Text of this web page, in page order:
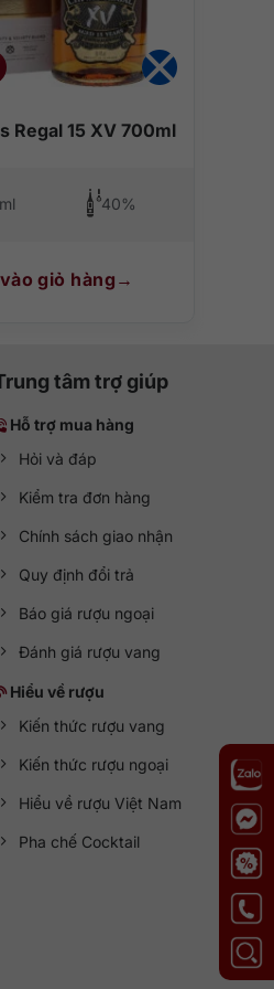
Regal 15 XV 700ml
40%
giỏ hàng
tâm trợ giúp
Hỗ trợ mua hàng
Hỏi và đáp
Kiểm tra đơn hàng
Chính sách giao nhận
Quy định đổi trả
Báo giá rượu ngoại
Đánh giá rượu vang
Hiểu về rượu
Kiến thức rượu vang
Kiến thức rượu ngoại
Hiểu về rượu Việt Nam
Pha chế Cocktail